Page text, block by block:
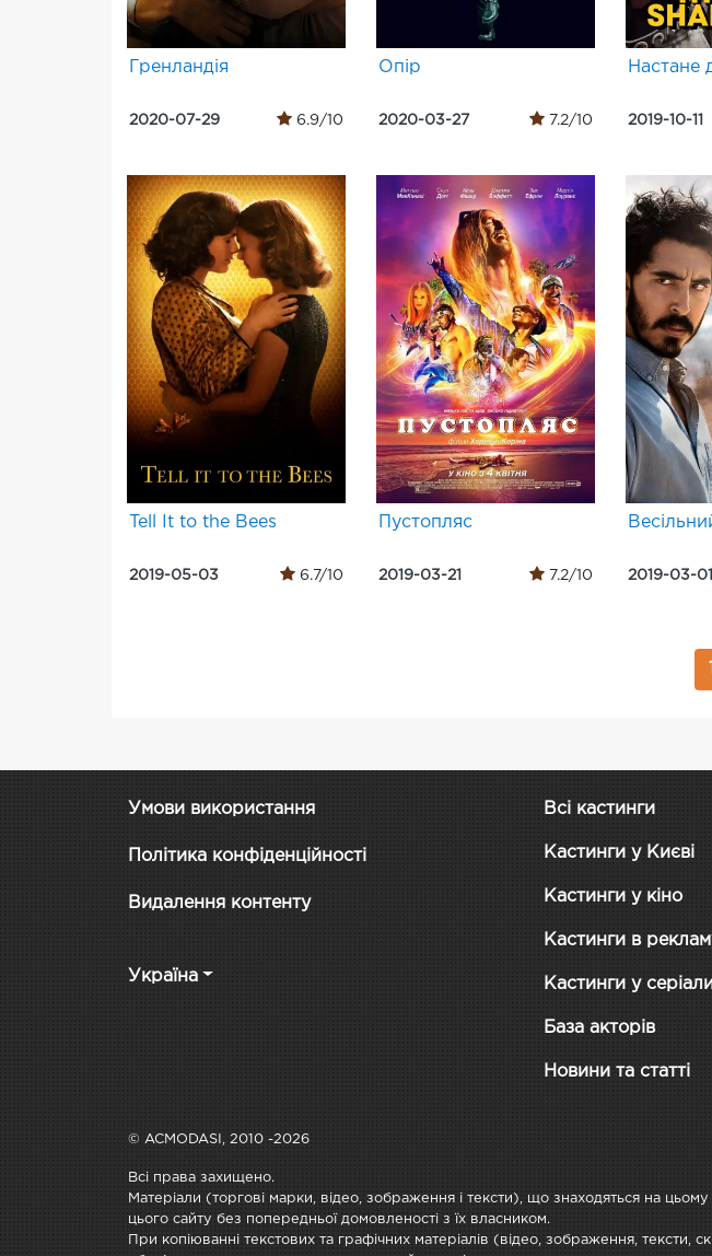
Гренландія
2020-07-29 6.9/10
Опір
2020-03-27 7.2/10
Настане
2019-10-11
Tell It to the Bees
2019-05-03 6.7/10
Пустопляс
2019-03-21 7.2/10 2019-03-01
1
Умови використання
Політика конфіденційності
Видалення контенту
Україна
Всі кастинги
Кастинги у Києві
Кастинги у кіно
Кастинги в
Кастинги у
База акторів
Новини та статті
© ACMODASI, 2010 -2026
Всі права захищено.
Матеріали (торгові марки, відео, зображення і тексти), що знаходяться на
цього сайту без попередньої домовленості з їх власником.
При копіюванні текстових та графічних матеріалів (відео, зображення,